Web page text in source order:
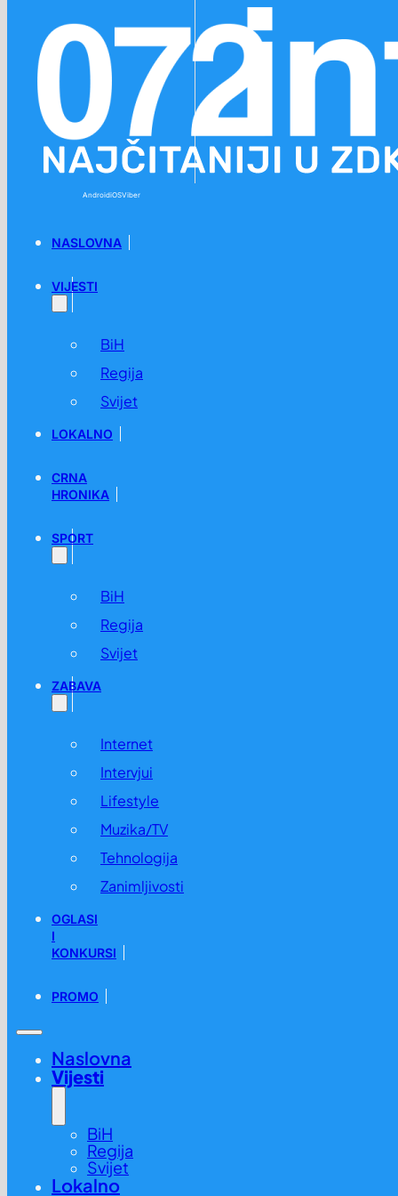
AndroidiOSViber
NASLOVNA
VIJESTI
BiH
Regija
Svijet
LOKALNO
CRNA
HRONIKA
SPORT
BiH
Regija
Svijet
ZABAVA
Internet
Intervjui
Lifestyle
Muzika/TV
Tehnologija
Zanimljivosti
OGLASI
I
KONKURSI
PROMO
Naslovna
Vijesti
BiH
Regija
Svijet
Lokalno